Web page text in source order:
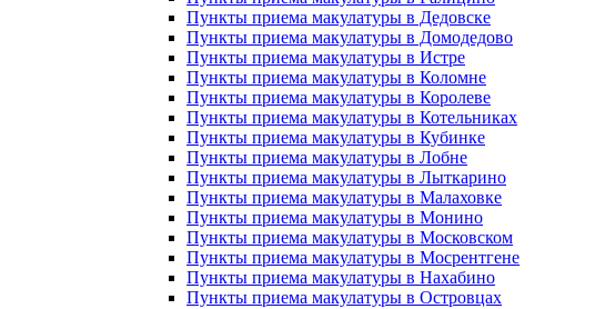
Пункты приема макулатуры в Дедовске
Пункты приема макулатуры в Домодедово
Пункты приема макулатуры в Истре
Пункты приема макулатуры в Коломне
Пункты приема макулатуры в Королеве
Пункты приема макулатуры в Котельниках
Пункты приема макулатуры в Кубинке
Пункты приема макулатуры в Лобне
Пункты приема макулатуры в Лыткарино
Пункты приема макулатуры в Малаховке
Пункты приема макулатуры в Монино
Пункты приема макулатуры в Московском
Пункты приема макулатуры в Мосрентгене
Пункты приема макулатуры в Нахабино
Пункты приема макулатуры в Островцах